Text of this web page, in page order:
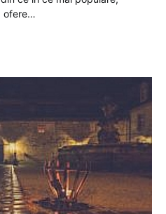
ofere…